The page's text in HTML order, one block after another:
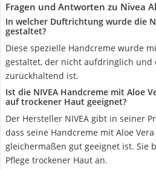
Fragen und Antworten zu Nivea
In welcher Duftrichtung wurde die
gestaltet?
Diese spezielle Handcreme wurde
gestaltet, der nicht aufdringlich und
zurückhaltend ist.
Ist die NIVEA Handcreme mit Aloe
auf trockener Haut geeignet?
Der Hersteller NIVEA gibt in seiner
dass seine Handcreme mit Aloe
gleichermaßen gut geeignet ist. Sie
Pflege trockener Haut an.